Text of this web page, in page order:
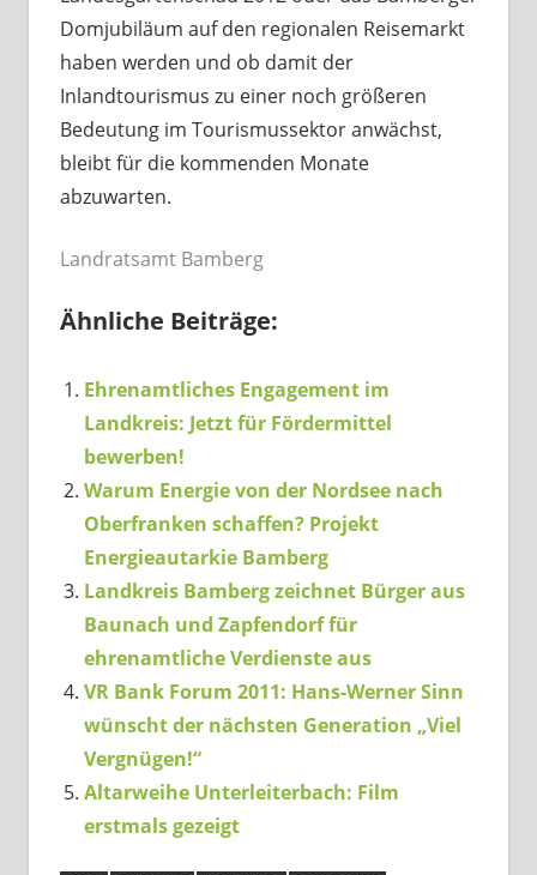
Domjubiläum auf den regionalen Reisemarkt
haben werden und ob damit der
Inlandtourismus zu einer noch größeren
Bedeutung im Tourismussektor anwächst,
bleibt für die kommenden Monate
abzuwarten.
Landratsamt Bamberg
Ähnliche Beiträge:
Ehrenamtliches Engagement im
Landkreis: Jetzt für Fördermittel
bewerben!
Warum Energie von der Nordsee nach
Oberfranken schaffen? Projekt
Energieautarkie Bamberg
Landkreis Bamberg zeichnet Bürger aus
Baunach und Zapfendorf für
ehrenamtliche Verdienste aus
VR Bank Forum 2011: Hans-Werner Sinn
wünscht der nächsten Generation „Viel
Vergnügen!“
Altarweihe Unterleiterbach: Film
erstmals gezeigt